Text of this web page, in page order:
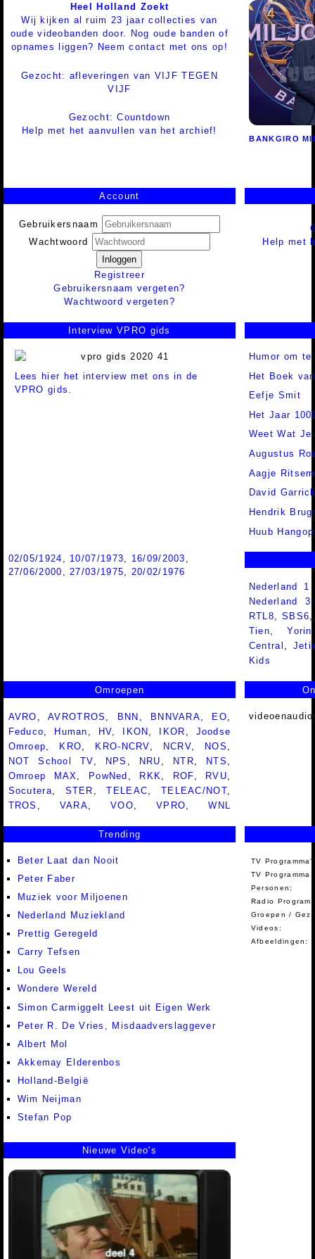
Heel Holland Zoekt
Wij kijken al ruim 23 jaar collecties van
oude videobanden door. Nog oude banden of
opnames liggen? Neem contact met ons op!
Gezocht: afleveringen van VIJF TEGEN
VIJF
Gezocht: Countdown
Help met het aanvullen van het archief!
BANKGIRO
Account
Gebruikersnaam
Wachtwoord
Inloggen
Registreer
Gebruikersnaam vergeten?
Wachtwoord vergeten?
Help met
Interview VPRO gids
Lees hier het interview met ons in de
VPRO gids.
Humor om te
Het Boek
Eefje Smit
Het Jaar
Weet Wat Je
Augustus
Aagje
David
Hendrik
Huub Hangop
02/05/1924 10/07/1973 16/09/2003
27/06/2000
27/03/1975
20/02/1976
Nederland
Nederland
RTL8,SBS6
Tien,Yorin
Central ,
Kids
Omroepen
AVRO ,AVROTROS BNN BNNVARA EO
Feduco
Human HV IKON IKOR
Joodse
Omroep
KRO KRO-NCRV NCRV NOS
NOT School TV
NPS NRU NTR NTS
Omroep MAX
PowNed RKK ROF RVU
Socutera
STER ,TELEAC TELEAC/NOT
TROS
VARA ,VOO ,VPRO ,WNL
Trending
Beter Laat dan Nooit
Peter Faber
Muziek voor Miljoenen
Nederland Muziekland
Prettig Geregeld
Carry Tefsen
Lou Geels
Wondere Wereld
Simon Carmiggelt Leest uit Eigen Werk
Peter R. De Vries, Misdaadverslaggever
Albert Mol
Akkemay Elderenbos
Holland-België
Wim Neijman
Stefan Pop
TV
TV Programma
Personen:
Radio
Groepen /
Videos:
Afbeeldingen:
Nieuwe Video's